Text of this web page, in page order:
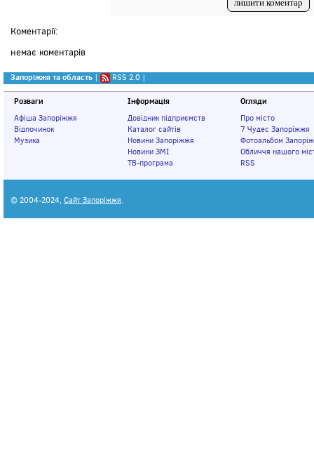
Коментарії:
немає коментарів
Запоріжжя та область | RSS 2.0 |
Розваги
Афіша Запоріжжя
Відпочинок
Музика
Інформація
Довідник підприємств
Каталог сайтів
Новини Запоріжжя
Новини ЗМІ
ТВ-програма
Огляди
Про місто
7 Чудес Запоріжжя
Фотоальбом
Обличчя нашого
RSS
© 2004-2024, Сайт Запоріжжя.